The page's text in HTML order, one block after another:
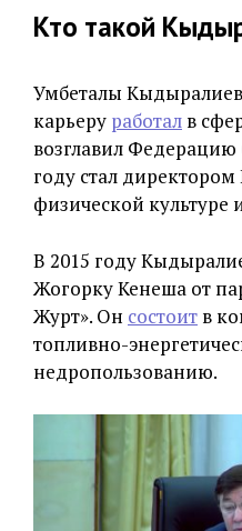
Кто такой
Умбеталы
карьеру работал в
возглавил Федерацию
году стал директором
физической культуре
В 2015 году
Жогорку Кенеша от
Журт». Он состоит в
топливно-
недропользованию.